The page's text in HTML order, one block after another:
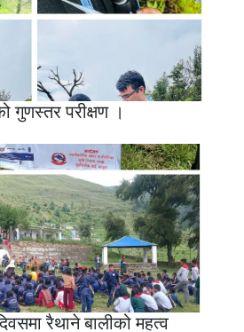
गुणस्तर परीक्षण ।
रैथाने बालीको महत्व